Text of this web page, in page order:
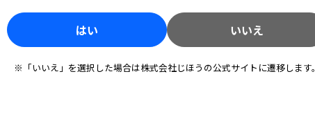
とになったきっかけは、何ですか。
の担当になりました。就職して5年目
はチーム医療が必要だ」と提言され、ICT
人、
にも注
ら
にも
2026.06.24 06:00
きらり臨床検査技師 ［第30回］ 野田 菜央さん（神
奈川県警察科学捜査研究所法医科 主任研究員）
科捜研の検査技師、科学的見地から警察の捜査
を支える
はい いいえ
※「いいえ」を選択した場合は株式会社じほうの公式サイトに遷移します。